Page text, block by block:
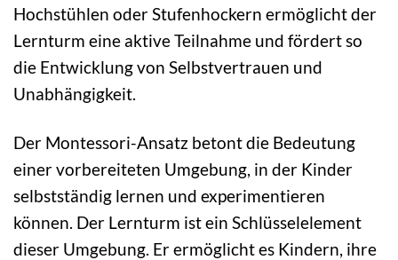
Hochstühlen oder Stufenhockern ermöglicht der
Lernturm eine aktive Teilnahme und fördert so
die Entwicklung von Selbstvertrauen und
Unabhängigkeit.
Der Montessori-Ansatz betont die Bedeutung
einer vorbereiteten Umgebung, in der Kinder
selbstständig lernen und experimentieren
können. Der Lernturm ist ein Schlüsselelement
dieser Umgebung. Er ermöglicht es Kindern, ihre